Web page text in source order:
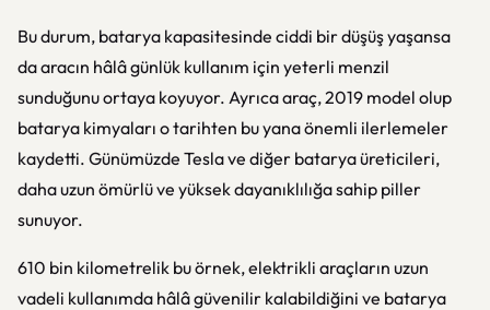
Bu durum, batarya kapasitesinde ciddi bir düşüş yaşansa
da aracın hâlâ günlük kullanım için yeterli menzil
sunduğunu ortaya koyuyor. Ayrıca araç, 2019 model olup
batarya kimyaları o tarihten bu yana önemli ilerlemeler
kaydetti. Günümüzde Tesla ve diğer batarya üreticileri,
daha uzun ömürlü ve yüksek dayanıklılığa sahip piller
sunuyor.
610 bin kilometrelik bu örnek, elektrikli araçların uzun
vadeli kullanımda hâlâ güvenilir kalabildiğini ve batarya